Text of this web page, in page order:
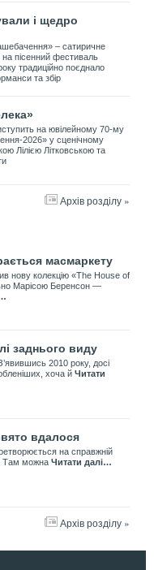
і щедро
– сатиричне
на пісенний фестиваль
традиційно поєднало
та збір
на ювілейному 70-му
2026» у сценічному
Лілією Літковською та
Архів розділу »
масмаркету
нову колекцію «The House of
Марісою Беренсон —
заднього виду
2010 року, досі
хоча й Читати
вдалося
на справжній
Там можна Читати далі…
Архів розділу »